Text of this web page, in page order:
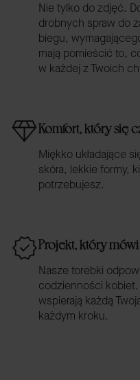
Nie tylko do zdjęć.
drobnych spraw do
biegu,
mają pomieścić to,
w każdej z Twoich
Komfort, który się
Miękko układające
skóra, lekkie formy,
potrzebujesz.
Projekt, który
Nasze torebki
codzienności kobiet.
wspierają każdą
każdym kroku.